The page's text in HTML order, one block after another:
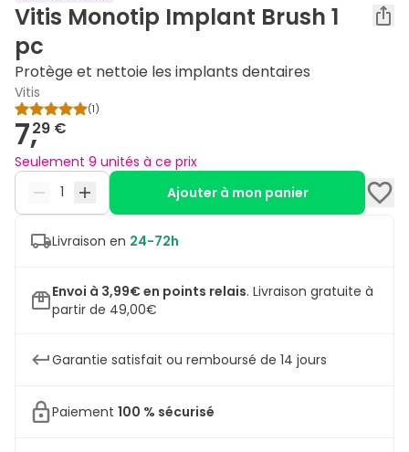
Vitis Monotip Implant Brush 1
pc
Protège et nettoie les implants dentaires
Vitis
(1)
7,29 €
Seulement 9 unités à ce prix
Ajouter à mon panier
Livraison en 24-72h
Envoi à 3,99€ en points relais. Livraison gratuite à
partir de 49,00€
Garantie satisfait ou remboursé de 14 jours
Paiement 100 % sécurisé